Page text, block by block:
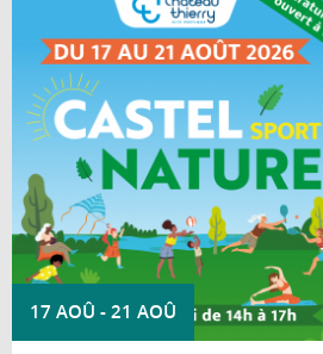
17 AOÛ -21 AOÛ
Du 17 au 21 août 2026, le parc Saint-
Joseph accueille la deuxième édition de
Castel Sport Nature.